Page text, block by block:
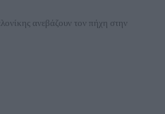
ανεβάζουν τον πήχη στην